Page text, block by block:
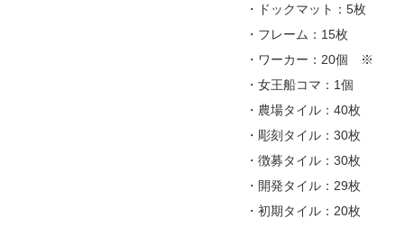
・ドックマット：5枚
・フレーム：15枚
・ワーカー：20個 ※
・女王船コマ：1個
・農場タイル：40枚
・彫刻タイル：30枚
・徴募タイル：30枚
・開発タイル：29枚
・初期タイル：20枚